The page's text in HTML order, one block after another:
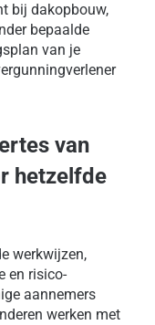
bij dakopbouw,
bepaalde
van je
van
hetzelfde
werkwijzen,
en risico-
aannemers
werken met